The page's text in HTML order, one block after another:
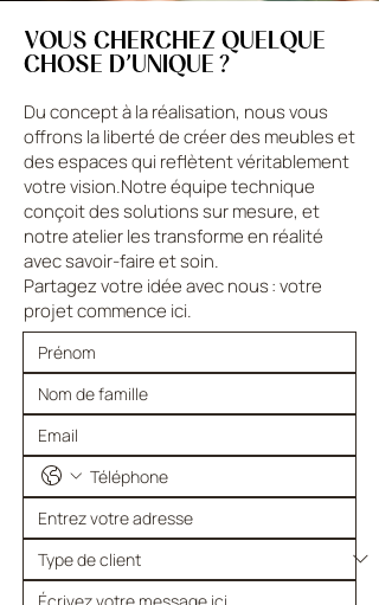
VOUS CHERCHEZ QUELQUE
CHOSE D’UNIQUE ?
Du concept à la réalisation, nous vous
offrons la liberté de créer des meubles et
des espaces qui reflètent véritablement
votre vision.Notre équipe technique
conçoit des solutions sur mesure, et
notre atelier les transforme en réalité
avec savoir-faire et soin.
Partagez votre idée avec nous : votre
projet commence ici.